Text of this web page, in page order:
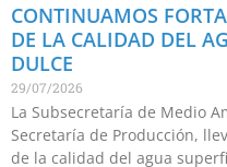
CONTINUAMOS
DE LA CALIDAD DEL
DULCE
29/07/2026
La Subsecretaría de Medio
Secretaría de Producción,
de la calidad del agua